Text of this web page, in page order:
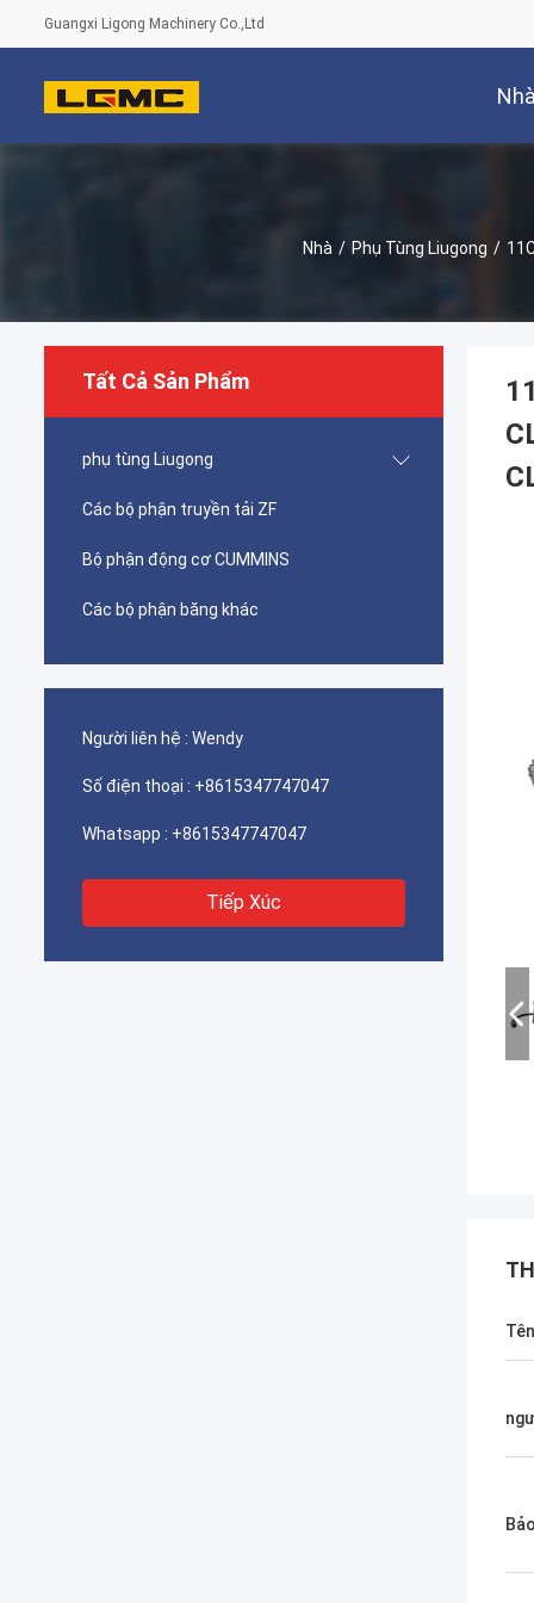
Guangxi Ligong Machinery Co.,Ltd
Nhà
Nhà / Phụ Tùng Liugong /
Tất Cả Sản Phẩm
phụ tùng Liugong
Các bộ phận truyền tải ZF
Bộ phận động cơ CUMMINS
Các bộ phận băng khác
Người liên hệ : Wendy
Số điện thoại : +8615347747047
Whatsapp : +8615347747047
Tiếp Xúc
Tên